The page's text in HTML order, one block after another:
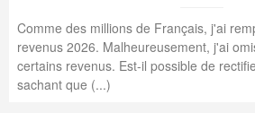
Comme des millions de Français, j'ai
revenus 2026. Malheureusement, j'ai
certains revenus. Est-il possible de
sachant que (...)